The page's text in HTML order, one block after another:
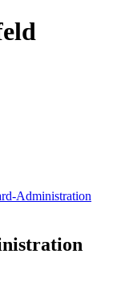
Administration